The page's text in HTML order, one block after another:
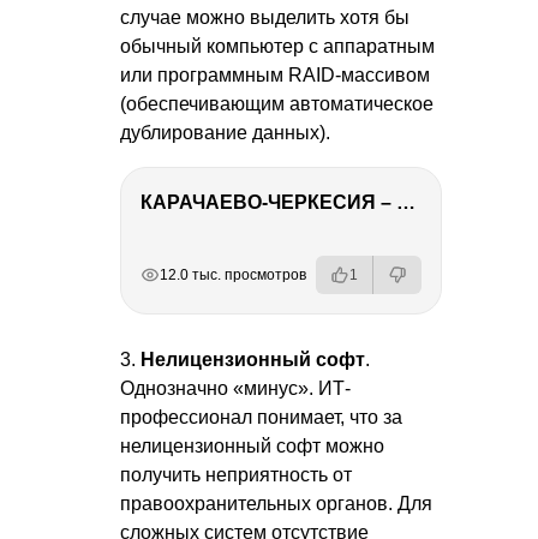
случае можно выделить хотя бы
обычный компьютер с аппаратным
или программным RAID-массивом
(обеспечивающим автоматическое
дублирование данных).
КАРАЧАЕВО-ЧЕРКЕСИЯ – ПУТЕШЕСТВИЕ НА КАВКАЗ часть 2
12.0 тыс. просмотров 1
3. Нелицензионный софт.
Однозначно «минус». ИТ-
профессионал понимает, что за
нелицензионный софт можно
получить неприятность от
правоохранительных органов. Для
сложных систем отсутствие